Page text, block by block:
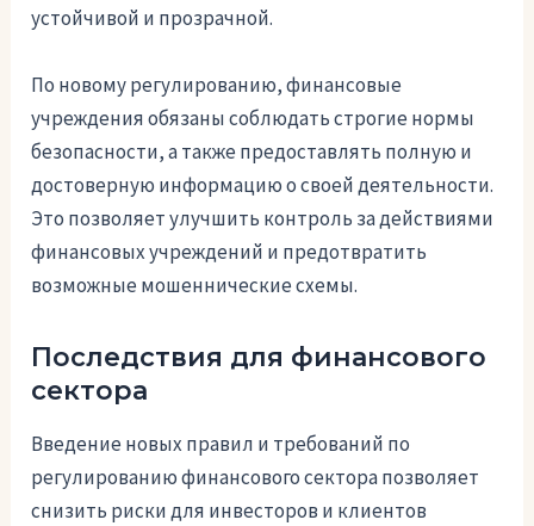
устойчивой и прозрачной.
По новому регулированию, финансовые
учреждения обязаны соблюдать строгие нормы
безопасности, а также предоставлять полную и
достоверную информацию о своей деятельности.
Это позволяет улучшить контроль за действиями
финансовых учреждений и предотвратить
возможные мошеннические схемы.
Последствия для финансового
сектора
Введение новых правил и требований по
регулированию финансового сектора позволяет
снизить риски для инвесторов и клиентов